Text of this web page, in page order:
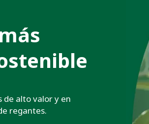
EUROPA
de alto valor y en
regantes.